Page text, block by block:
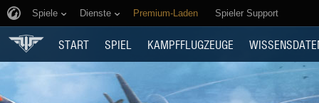
Spiele Dienste Premium-Laden Spieler Support
START SPIEL KAMPFFLUGZEUGE